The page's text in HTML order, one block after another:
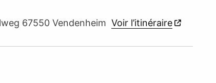
67550 Vendenheim Voir l’itinéraire